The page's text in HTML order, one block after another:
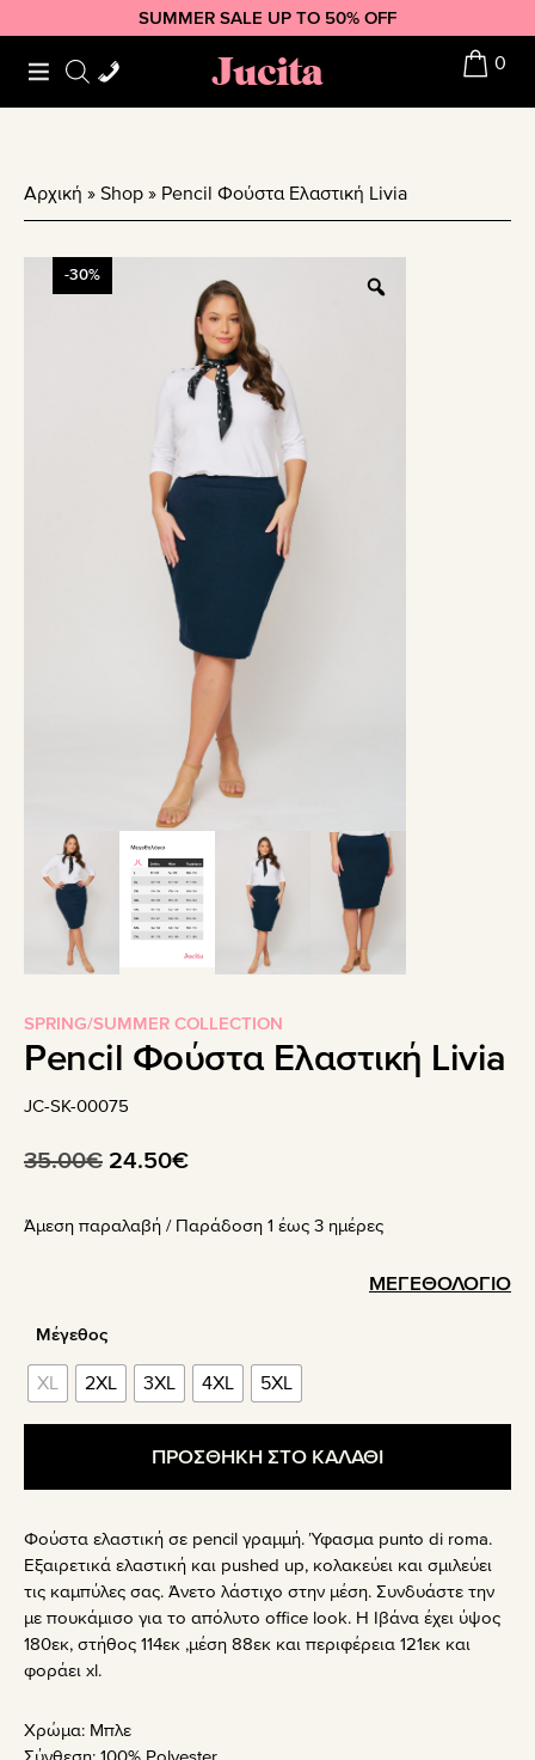
to
primary
to
main
to
footer
SUMMER SALE UP TO 50% OFF
Jucita 0
Αρχική » Shop » Pencil Φούστα Ελαστική Livia
-30%
SPRING/SUMMER COLLECTION
Pencil Φούστα Ελαστική Livia
JC-SK-00075
35.00€ Original
was:
24.50€Η
τιμή
Άμεση παραλαβή / Παράδoση 1 έως 3 ημέρες
ΜΕΓΕΘΟΛΟΓΙΟ
Μέγεθος
XL 2XL 3XL 4XL 5XL
ΠΡΟΣΘΗΚΗ ΣΤΟ ΚΑΛΑΘΙ
Φούστα ελαστική σε pencil γραμμή. Ύφασμα punto di roma.
Εξαιρετικά ελαστική και pushed up, κολακεύει και σμιλεύει
τις καμπύλες σας. Άνετο λάστιχο στην μέση. Συνδυάστε την
με πουκάμισο για το απόλυτο office look. Η Ιβάνα έχει ύψος
180εκ, στήθος 114εκ ,μέση 88εκ και περιφέρεια 121εκ και
φοράει xl.
Χρώμα: Μπλε